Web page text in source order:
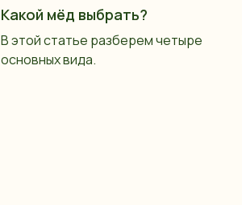
Какой мёд выбрать?
В этой статье разберем четыре
основных вида.